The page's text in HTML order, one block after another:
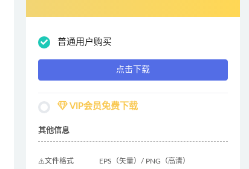
普通用户购买
点击下载
VIP会员免费下载
其他信息
⚠️文件格式 EPS（矢量）/ PNG（高清）